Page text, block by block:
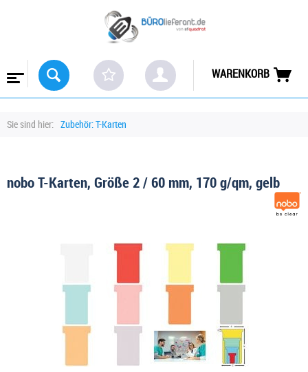
WARENKORB
Sie sind hier: Zubehör: T-Karten
nobo T-Karten, Größe 2 / 60 mm, 170 g/qm, gelb